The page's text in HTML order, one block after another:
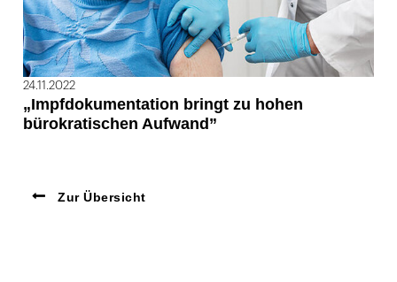
24.11.2022
„Impfdokumentation bringt zu hohen
bürokratischen Aufwand”
Zur Übersicht